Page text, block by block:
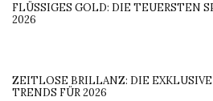
FLÜSSIGES GOLD: DIE TEUERSTEN
2026
ZEITLOSE BRILLANZ: DIE
TRENDS FÜR 2026